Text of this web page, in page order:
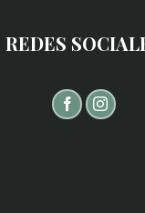
REDES